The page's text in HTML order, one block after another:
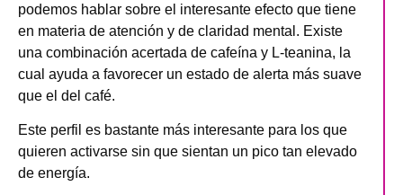
podemos hablar sobre el interesante efecto que tiene
en materia de atención y de claridad mental . Existe
una combinación acertada de cafeína y L-teanina, la
cual ayuda a favorecer un estado de alerta más suave
que el del café.
Este perfil es bastante más interesante para los que
quieren activarse sin que sientan un pico tan elevado
de energía.